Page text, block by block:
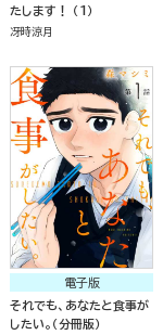
たします！ （1）
冴時涼月
電子版
それでも、あなたと食事が
したい。（分冊版）